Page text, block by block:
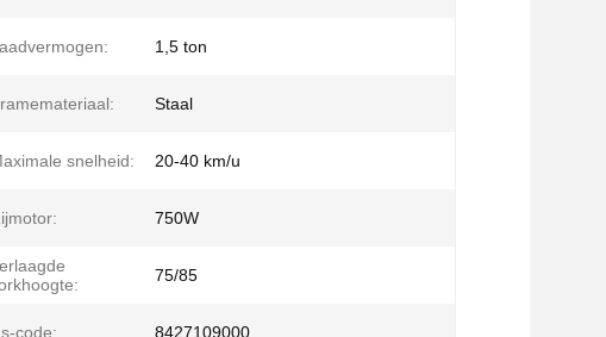
1,5 ton
Staal
snelheid: 20-40 km/u
750W
75/85
code: 8427109000